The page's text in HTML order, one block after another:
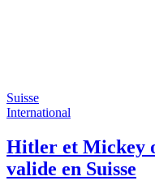
Suisse
International
Hitler et Mickey
valide en Suisse